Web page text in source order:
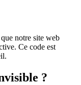
notre site web
Ce code est
?